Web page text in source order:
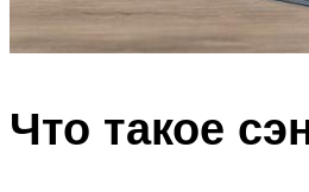
Что такое